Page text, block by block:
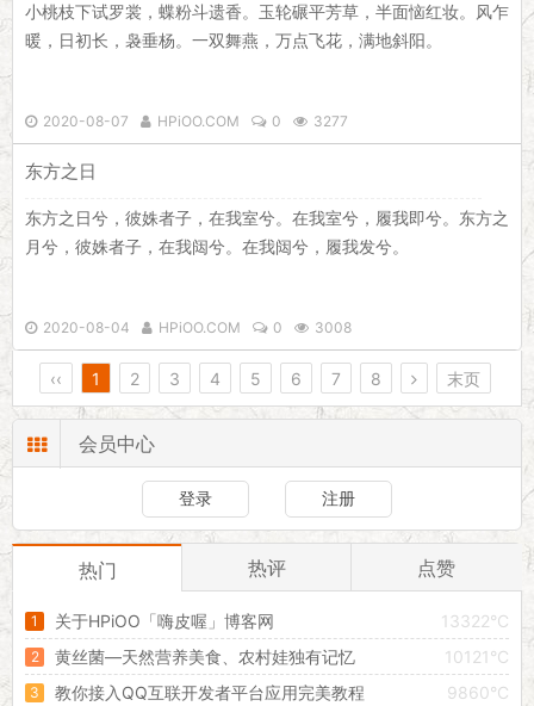
小桃枝下试罗裳，蝶粉斗遗香。玉轮碾平芳草，半面恼红妆。风乍
暖，日初长，袅垂杨。一双舞燕，万点飞花，满地斜阳。
2020-08-07 HPiOO.COM 0 3277
东方之日
东方之日兮，彼姝者子，在我室兮。在我室兮，履我即兮。东方之
月兮，彼姝者子，在我闼兮。在我闼兮，履我发兮。
2020-08-04 HPiOO.COM 0 3008
‹‹ 1 2 3 4 5 6 7 8 末页
会员中心
登录 注册
热门 热评 点赞
13322°C
关于HPiOO「嗨皮喔」博客网
10121°C
黄丝菌—天然营养美食、农村娃独有记忆
9860°C
教你接入QQ互联开发者平台应用完美教程